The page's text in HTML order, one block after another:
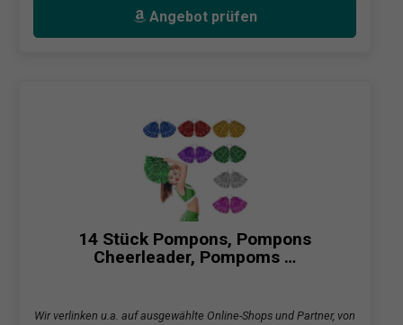
Angebot prüfen
14 Stück Pompons, Pompons
Cheerleader, Pompoms …
Wir verlinken u.a. auf ausgewählte Online-Shops und Partner, von